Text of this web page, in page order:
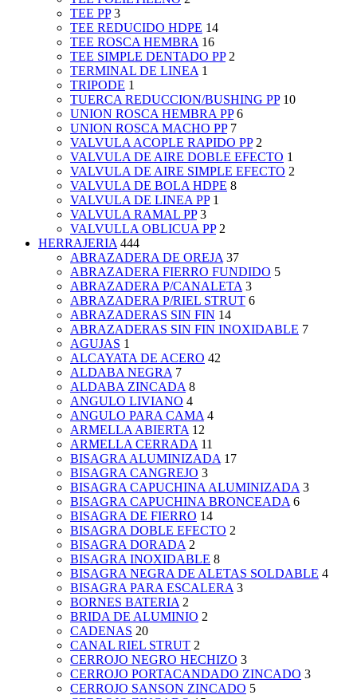
TEE PP 3
TEE REDUCIDO HDPE 14
TEE ROSCA HEMBRA 16
TEE SIMPLE DENTADO PP 2
TERMINAL DE LINEA 1
TRIPODE 1
TUERCA REDUCCION/BUSHING PP 10
UNION ROSCA HEMBRA PP 6
UNION ROSCA MACHO PP 7
VALVULA ACOPLE RAPIDO PP 2
VALVULA DE AIRE DOBLE EFECTO 1
VALVULA DE AIRE SIMPLE EFECTO 2
VALVULA DE BOLA HDPE 8
VALVULA DE LINEA PP 1
VALVULA RAMAL PP 3
VALVULLA OBLICUA PP 2
HERRAJERIA 444
ABRAZADERA DE OREJA 37
ABRAZADERA FIERRO FUNDIDO 5
ABRAZADERA P/CANALETA 3
ABRAZADERA P/RIEL STRUT 6
ABRAZADERAS SIN FIN 14
ABRAZADERAS SIN FIN INOXIDABLE 7
AGUJAS 1
ALCAYATA DE ACERO 42
ALDABA NEGRA 7
ALDABA ZINCADA 8
ANGULO LIVIANO 4
ANGULO PARA CAMA 4
ARMELLA ABIERTA 12
ARMELLA CERRADA 11
BISAGRA ALUMINIZADA 17
BISAGRA CANGREJO 3
BISAGRA CAPUCHINA ALUMINIZADA 3
BISAGRA CAPUCHINA BRONCEADA 6
BISAGRA DE FIERRO 14
BISAGRA DOBLE EFECTO 2
BISAGRA DORADA 2
BISAGRA INOXIDABLE 8
BISAGRA NEGRA DE ALETAS SOLDABLE 4
BISAGRA PARA ESCALERA 3
BORNES BATERIA 2
BRIDA DE ALUMINIO 2
CADENAS 20
CANAL RIEL STRUT 2
CERROJO NEGRO HECHIZO 3
CERROJO PORTACANDADO ZINCADO 3
CERROJO SANSON ZINCADO 5